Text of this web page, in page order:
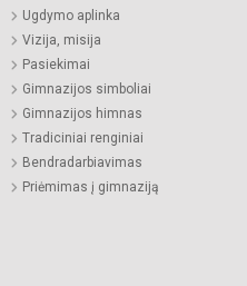
Ugdymo aplinka
Vizija, misija
Pasiekimai
Gimnazijos simboliai
Gimnazijos himnas
Tradiciniai renginiai
Bendradarbiavimas
Priėmimas į gimnaziją